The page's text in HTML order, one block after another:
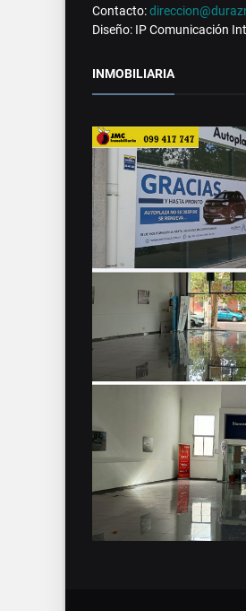
Contacto:
Diseño: IP Comunicación
INMOBILIARIA